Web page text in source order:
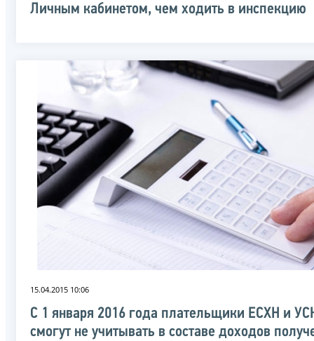
Личным кабинетом, чем ходить в инспекцию
15.04.2015 10:06
С 1 января 2016 года плательщики ЕСХН и
смогут не учитывать в составе доходов